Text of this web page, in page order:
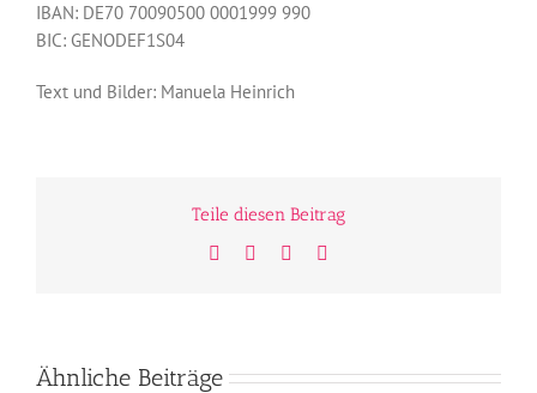
IBAN: DE70 70090500 0001999 990
BIC: GENODEF1S04
Text und Bilder: Manuela Heinrich
Teile diesen Beitrag
Facebook
TwitterWhatsApp
Ähnliche Beiträge